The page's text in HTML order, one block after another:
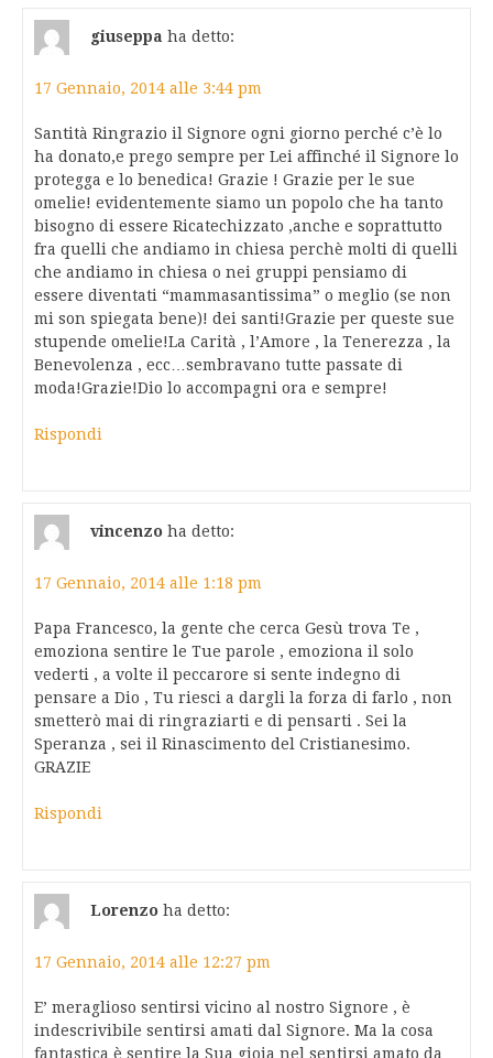
giuseppa ha detto:
17 Gennaio, 2014 alle 3:44 pm
Santità Ringrazio il Signore ogni giorno perché c’è lo
ha donato,e prego sempre per Lei affinché il Signore lo
protegga e lo benedica! Grazie ! Grazie per le sue
omelie! evidentemente siamo un popolo che ha tanto
bisogno di essere Ricatechizzato ,anche e soprattutto
fra quelli che andiamo in chiesa perchè molti di quelli
che andiamo in chiesa o nei gruppi pensiamo di
essere diventati “mammasantissima” o meglio (se non
mi son spiegata bene)! dei santi!Grazie per queste sue
stupende omelie!La Carità , l’Amore , la Tenerezza , la
Benevolenza , ecc…sembravano tutte passate di
moda!Grazie!Dio lo accompagni ora e sempre!
Rispondi
vincenzo ha detto:
17 Gennaio, 2014 alle 1:18 pm
Papa Francesco, la gente che cerca Gesù trova Te ,
emoziona sentire le Tue parole , emoziona il solo
vederti , a volte il peccarore si sente indegno di
pensare a Dio , Tu riesci a dargli la forza di farlo , non
smetterò mai di ringraziarti e di pensarti . Sei la
Speranza , sei il Rinascimento del Cristianesimo.
GRAZIE
Rispondi
Lorenzo ha detto:
17 Gennaio, 2014 alle 12:27 pm
E’ meraglioso sentirsi vicino al nostro Signore , è
indescrivibile sentirsi amati dal Signore. Ma la cosa
fantastica è sentire la Sua gioia nel sentirsi amato da